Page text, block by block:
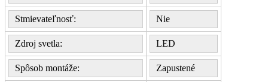
Stmievateľnosť: Nie
Zdroj svetla: LED
Spôsob montáže: Zapustené